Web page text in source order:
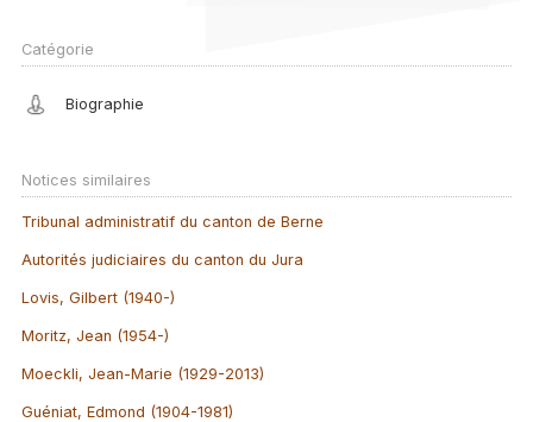
Catégorie
Biographie
Notices similaires
Tribunal administratif du canton de Berne
Autorités judiciaires du canton du Jura
Lovis, Gilbert (1940-)
Moritz, Jean (1954-)
Moeckli, Jean-Marie (1929-2013)
Guéniat, Edmond (1904-1981)